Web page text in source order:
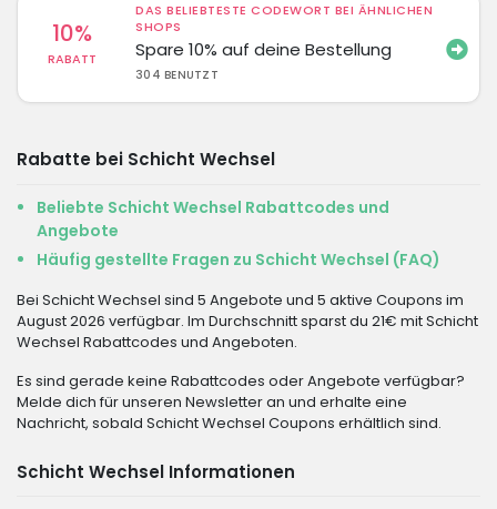
10%
RABATT
DAS BELIEBTESTE CODEWORT BEI ÄHNLICHEN
SHOPS
Spare 10% auf deine Bestellung
304 BENUTZT
Rabatte bei Schicht Wechsel
Beliebte Schicht Wechsel Rabattcodes und
Angebote
Häufig gestellte Fragen zu Schicht Wechsel (FAQ)
Bei Schicht Wechsel sind 5 Angebote und 5 aktive Coupons im
August 2026 verfügbar. Im Durchschnitt sparst du 21€ mit Schicht
Wechsel Rabattcodes und Angeboten.
Es sind gerade keine Rabattcodes oder Angebote verfügbar?
Melde dich für unseren Newsletter an und erhalte eine
Nachricht, sobald Schicht Wechsel Coupons erhältlich sind.
Schicht Wechsel Informationen